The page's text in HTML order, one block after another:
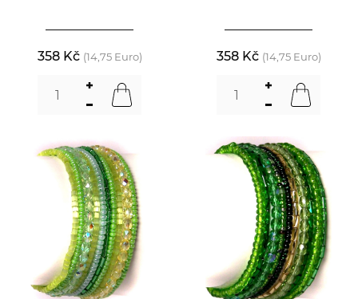
358 Kč (14,75 Euro) 358 Kč (14,75 Euro)